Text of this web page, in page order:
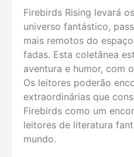
Firebirds Rising levará
universo fantástico,
mais remotos do
fadas. Esta coletânea
aventura e humor, com
Os leitores poderão
extraordinárias que
Firebirds como um
leitores de literatura
mundo.